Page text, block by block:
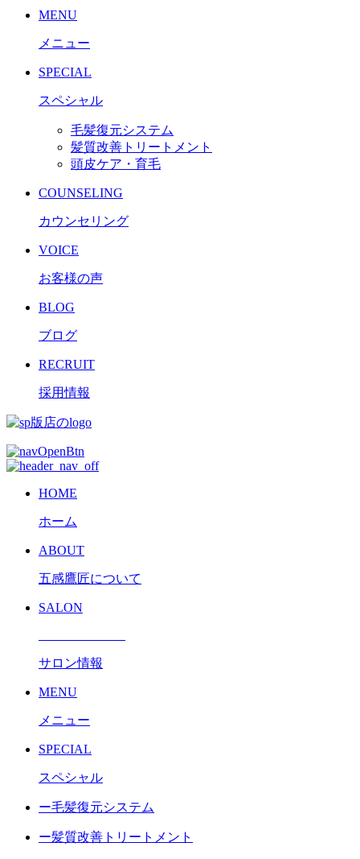
MENU
メニュー
SPECIAL
スペシャル
毛髪復元システム
髪質改善トリートメント
頭皮ケア・育毛
COUNSELING
カウンセリング
VOICE
お客様の声
BLOG
ブログ
RECRUIT
採用情報
HOME
ホーム
ABOUT
五感鷹匠について
SALON
サロン情報
MENU
メニュー
SPECIAL
スペシャル
ー毛髪復元システム
ー髪質改善トリートメント